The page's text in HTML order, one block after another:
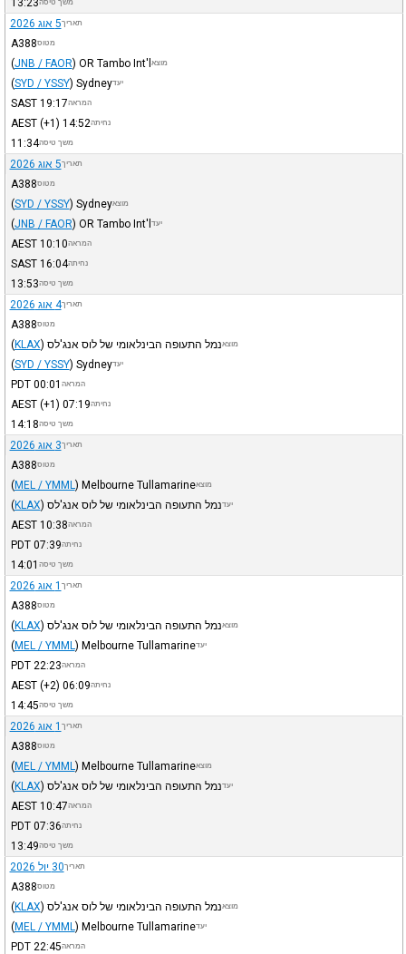
משך טיסה
תאריך5 אוג 2026
מטוסA388
מוצא OR Tambo Int'l
(JNB / FAOR)
יעדSydney
(SYD / YSSY)
המראה19:17
SAST
נחיתה14:52
AEST(+1)
משך טיסה11:34
תאריך5 אוג 2026
מטוסA388
מוצאSydney
(SYD / YSSY)
יעד OR Tambo Int'l
(JNB / FAOR)
המראה10:10
AEST
נחיתה16:04
SAST
משך טיסה13:53
תאריך4 אוג 2026
מטוסA388
מוצאנמל התעופה הבינלאומי של לוס אנג'לס (KLAX)
יעדSydney
(SYD / YSSY)
המראה 00:01
PDT
נחיתה07:19
AEST(+1)
משך טיסה14:18
תאריך3 אוג 2026
מטוסA388
מוצאMelbourne Tullamarine
(MEL / YMML )
יעדנמל התעופה הבינלאומי של לוס אנג'לס (KLAX)
המראה10:38
AEST
נחיתה07:39
PDT
משך טיסה 14:01
תאריך 1 אוג 2026
מטוסA388
מוצאנמל התעופה הבינלאומי של לוס אנג'לס (KLAX)
יעדMelbourne Tullamarine
(MEL / YMML )
המראה22:23
PDT
נחיתה06:09
AEST(+2)
משך טיסה14:45
תאריך 1 אוג 2026
מטוסA388
מוצאMelbourne Tullamarine
(MEL / YMML )
יעדנמל התעופה הבינלאומי של לוס אנג'לס (KLAX)
המראה10:47
AEST
נחיתה07:36
PDT
משך טיסה13:49
תאריך30 יול 2026
מטוסA388
מוצאנמל התעופה הבינלאומי של לוס אנג'לס (KLAX)
יעדMelbourne Tullamarine
(MEL / YMML )
המראה22:45
PDT